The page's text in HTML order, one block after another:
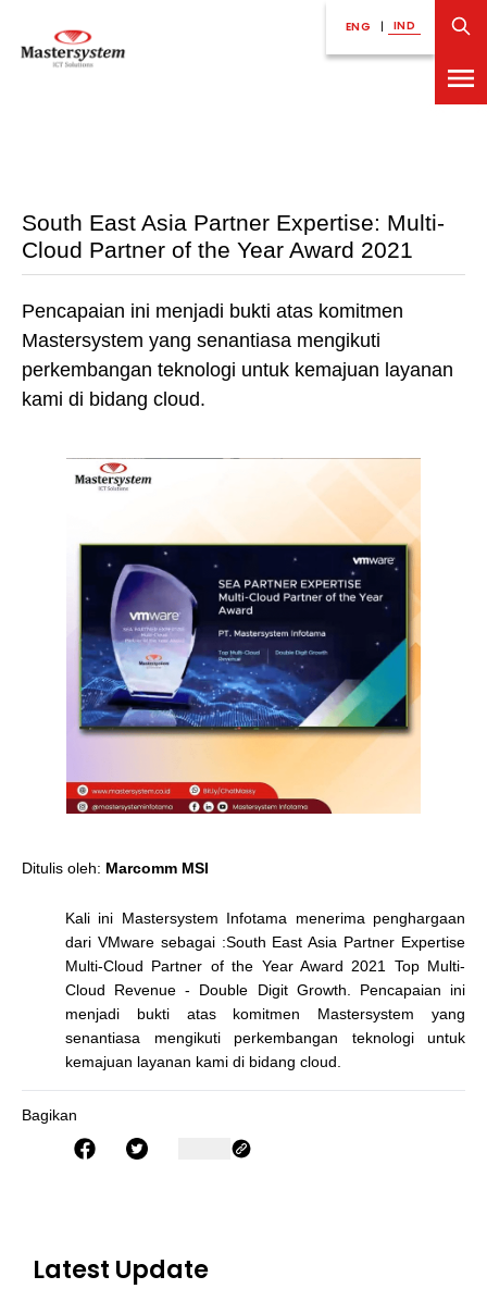
ENG | IND
South East Asia Partner Expertise: Multi-
Cloud Partner of the Year Award 2021
Pencapaian ini menjadi bukti atas komitmen
Mastersystem yang senantiasa mengikuti
perkembangan teknologi untuk kemajuan layanan
kami di bidang cloud.
Ditulis oleh: Marcomm MSI
Kali ini Mastersystem Infotama menerima penghargaan
dari VMware sebagai :South East Asia Partner Expertise
Multi-Cloud Partner of the Year Award 2021 Top Multi-
Cloud Revenue - Double Digit Growth. Pencapaian ini
menjadi bukti atas komitmen Mastersystem yang
senantiasa mengikuti perkembangan teknologi untuk
kemajuan layanan kami di bidang cloud.
Bagikan
Latest Update